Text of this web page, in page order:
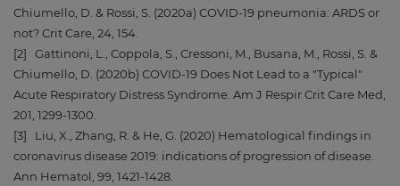
Chiumello, D. & Rossi, S. (2020a) COVID-19 pneumonia: ARDS or
not? Crit Care, 24, 154.
[2] Gattinoni, L., Coppola, S., Cressoni, M., Busana, M., Rossi, S. &
Chiumello, D. (2020b) COVID-19 Does Not Lead to a "Typical"
Acute Respiratory Distress Syndrome. Am J Respir Crit Care Med,
201, 1299-1300.
[3] Liu, X., Zhang, R. & He, G. (2020) Hematological findings in
coronavirus disease 2019: indications of progression of disease.
Ann Hematol, 99, 1421-1428.